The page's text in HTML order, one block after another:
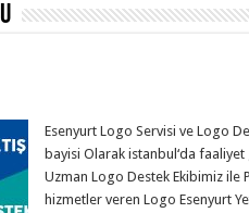
Esenyurt Logo Servisi ve Logo
bayisi Olarak istanbul‘da
Uzman Logo Destek Ekibimiz ile
hizmetler veren Logo Esenyurt